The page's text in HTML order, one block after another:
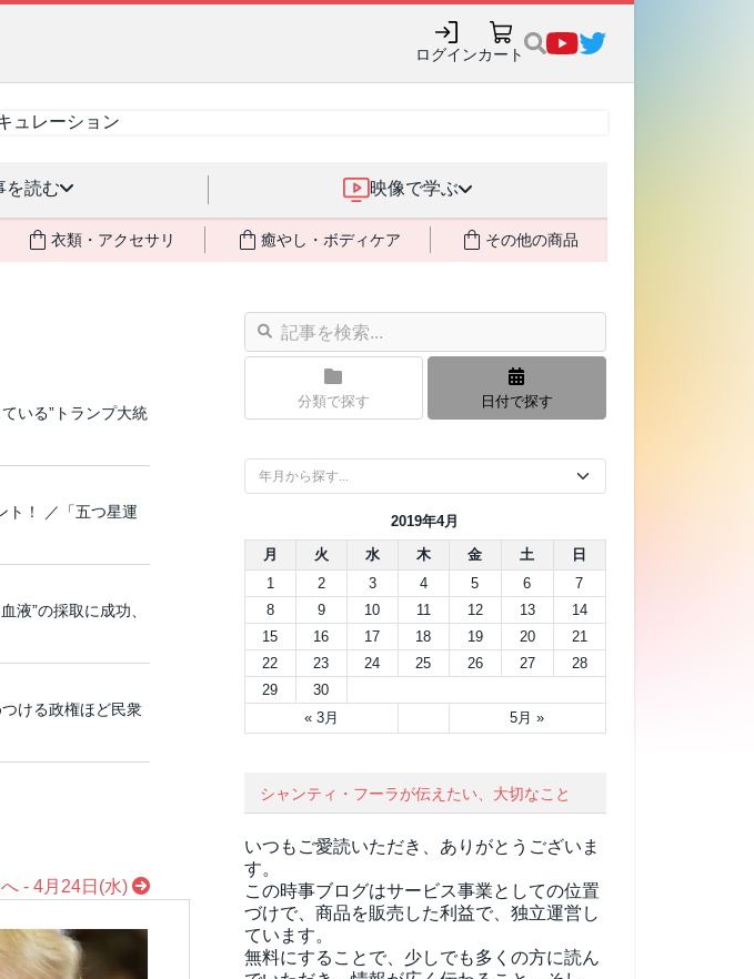
ュレーション」💖🏖️ 8月末までの購入でポイント還元も✨
ログインカート
を読む 映像で学ぶ
衣類・アクセサリ 癒やし・ボディケア その他の商品
いる”トランプ大統
ト！ ／「五つ星運
液”の採取に成功、
ける政権ほど民衆
- 4月24日(水)
分類で探す 日付で探す
2019年4月
月
火 水 木 金 土 日
« 3月 5月 »
1 2 3 4 5 6
7
8
9 10 11 12 13
14
15
16 17 18 19 20
21
22
23 24 25 26 27
28
29
30
シャンティ・フーラが伝えたい、大切なこと
いつもご愛読いただき、ありがとうございま
す。
この時事ブログはサービス事業としての位置
づけで、商品を販売した利益で、独立運営し
ています。
無料にすることで、少しでも多くの方に読ん